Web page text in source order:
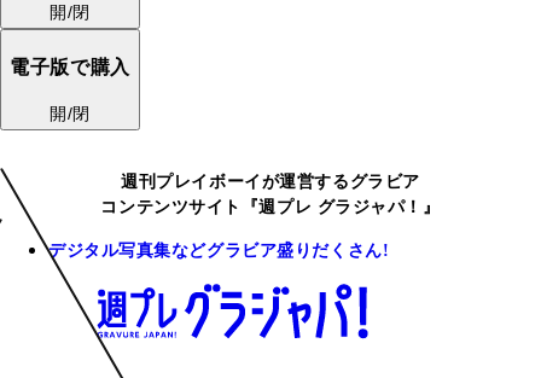
開/閉
電子版で購入
開/閉
週刊プレイボーイが運営するグラビア
コンテンツサイト『週プレ グラジャパ！』
デジタル写真集などグラビア盛りだくさん!